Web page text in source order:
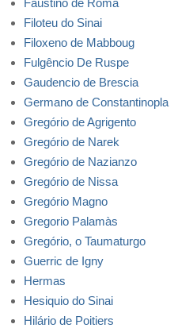
Faustino de Roma
Filoteu do Sinai
Filoxeno de Mabboug
Fulgêncio De Ruspe
Gaudencio de Brescia
Germano de Constantinopla
Gregório de Agrigento
Gregório de Narek
Gregório de Nazianzo
Gregório de Nissa
Gregório Magno
Gregorio Palamàs
Gregório, o Taumaturgo
Guerric de Igny
Hermas
Hesiquio do Sinai
Hilário de Poitiers